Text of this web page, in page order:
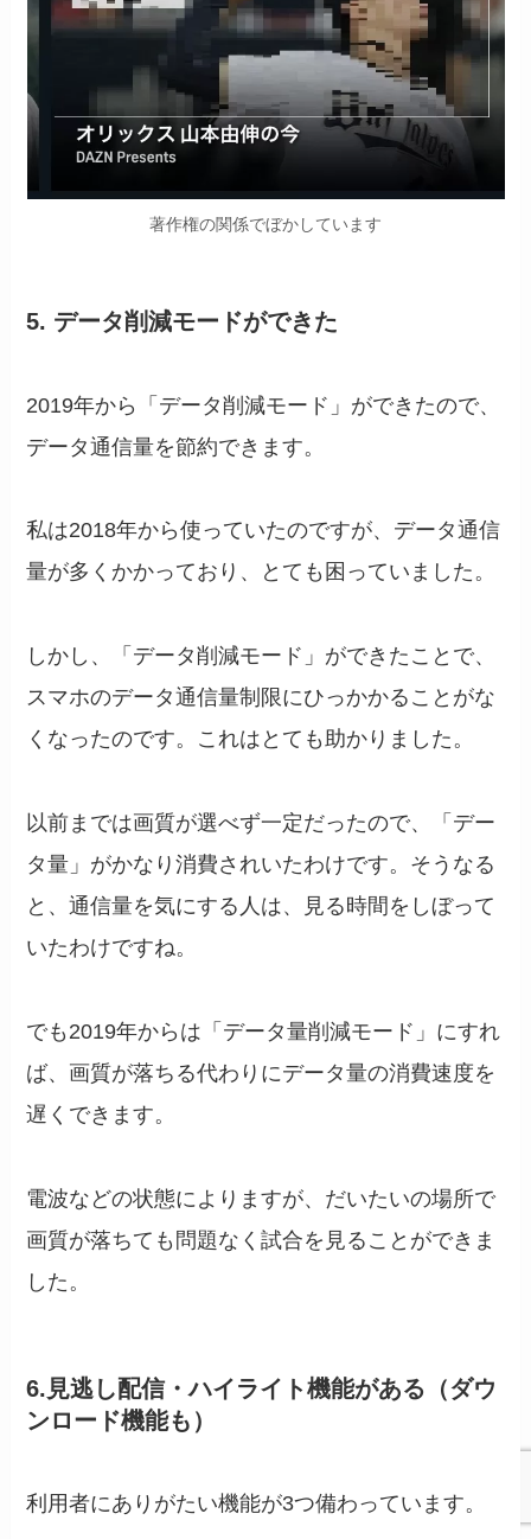
著作権の関係でぼかしています
5. データ削減モードができた
2019年から「データ削減モード」ができたので、
データ通信量を節約できます。
私は2018年から使っていたのですが、データ通信
量が多くかかっており、とても困っていました。
しかし、「データ削減モード」ができたことで、
スマホのデータ通信量制限にひっかかることがな
くなったのです。これはとても助かりました。
以前までは画質が選べず一定だったので、「デー
タ量」がかなり消費されいたわけです。そうなる
と、通信量を気にする人は、見る時間をしぼって
いたわけですね。
でも2019年からは「データ量削減モード」にすれ
ば、画質が落ちる代わりにデータ量の消費速度を
遅くできます。
電波などの状態によりますが、だいたいの場所で
画質が落ちても問題なく試合を見ることができま
した。
6.見逃し配信・ハイライト機能がある（ダウ
ンロード機能も）
利用者にありがたい機能が3つ備わっています。